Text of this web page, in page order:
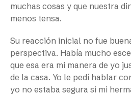
muchas cosas y que nuestra
menos tensa.
Su reacción inicial no fue
perspectiva. Había mucho
que esa era mi manera de yo
de la casa. Yo le pedí hablar
yo no estaba segura si mi